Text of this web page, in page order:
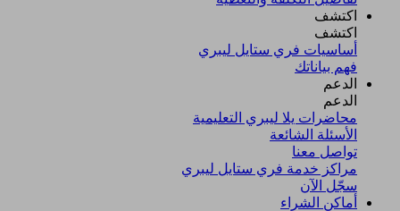
اكتشف​
اكتشف​
أساسيات فري ستايل ليبري
فهم بياناتك
الدعم
الدعم
محاضرات يلا ليبري التعليمية
الأسئلة الشائعة
تواصل معنا
مراكز خدمة فري ستايل ليبري
سجّل الآن​
أماكن الشراء